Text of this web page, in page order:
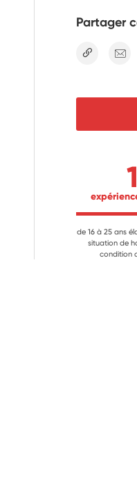
Partager
1
de 16 à 25 ans
situation de
condition